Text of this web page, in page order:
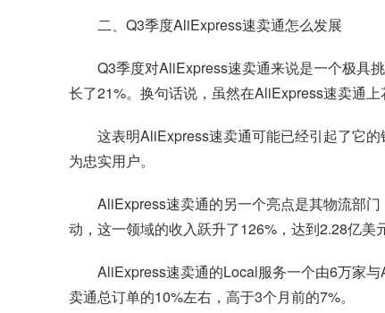
二、Q3季度AliExpress速卖通怎么发展
Q3季度对AliExpress速卖通来说是一个极具
长了21%。换句话说，虽然在AliExpress速卖通
这表明AliExpress速卖通可能已经引起了它
为忠实用户。
AliExpress速卖通的另一个亮点是其物流部
动，这一领域的收入跃升了126%，达到2.28亿美元
AliExpress速卖通的Local服务一个由6万家
卖通总订单的10%左右，高于3个月前的7%。